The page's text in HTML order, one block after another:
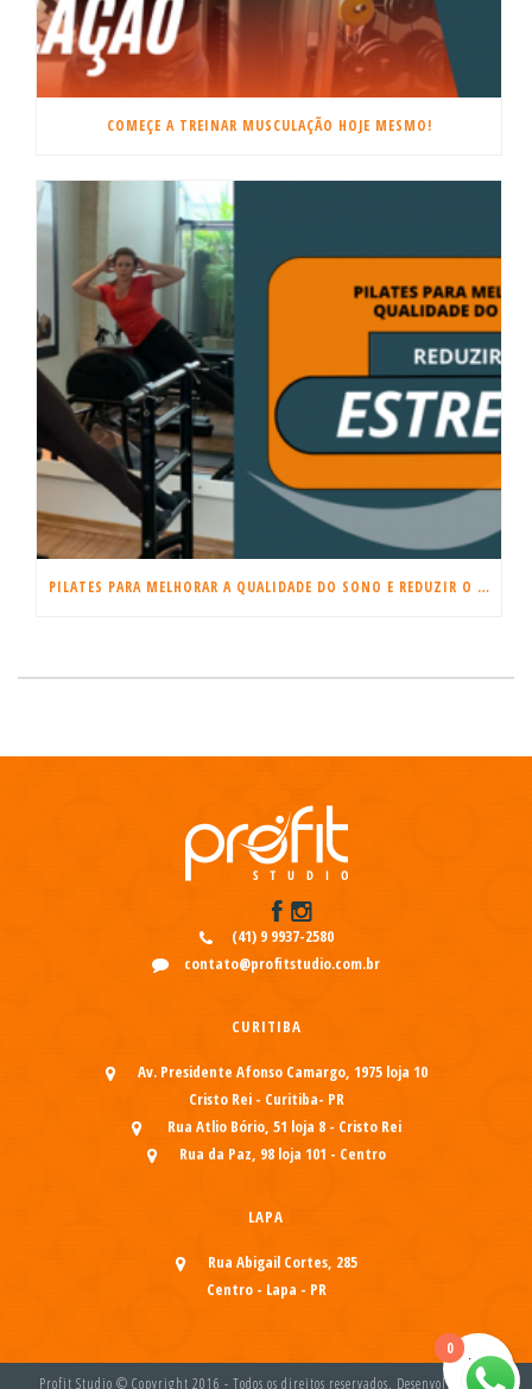
COMEÇE A TREINAR MUSCULAÇÃO HOJE MESMO!
PILATES PARA MELHORAR A QUALIDADE DO SONO E REDUZIR O ESTRESSE
(41) 9 9937-2580
contato@profitstudio.com.br
CURITIBA
Av. Presidente Afonso Camargo, 1975 loja 10
Cristo Rei - Curitiba- PR
Rua Atlio Bório, 51 loja 8 - Cristo Rei
Rua da Paz, 98 loja 101 - Centro
LAPA
Rua Abigail Cortes, 285
Centro - Lapa - PR
Profit Studio © Copyright 2016 - Todos os direitos reservados. Desenvolvido por
0